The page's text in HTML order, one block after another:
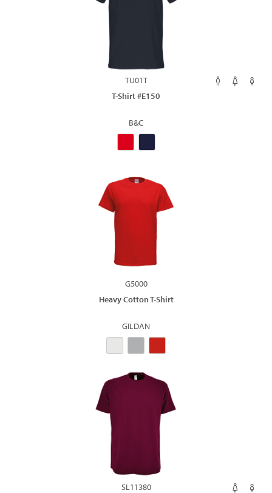
TU01T
T-Shirt #E150
B&C
G5000
Heavy Cotton T-Shirt
GILDAN
SL11380